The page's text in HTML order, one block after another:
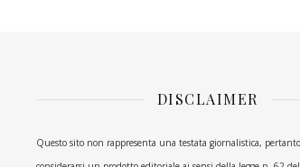
DISCLAIMER
Questo sito non rappresenta una testata giornalistica,